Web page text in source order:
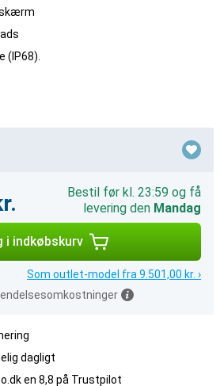
skærm
(IP68).
Bestil før kl. 23:59 og få
levering den Mandag
i indkøbskurv
Som outlet-model fra 9.501,00 kr. ›
dagligt
en 8,8 på Trustpilot